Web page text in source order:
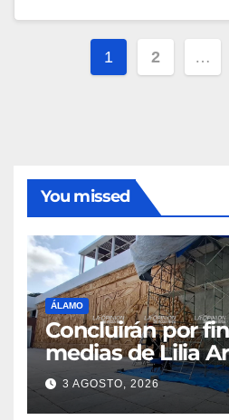
Paginación
1 2 …
You missed
ÁLAMO
Concluirán por
medias de Lilia
3 AGOSTO, 2026